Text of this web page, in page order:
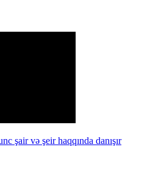
şair və şeir haqqında danışır